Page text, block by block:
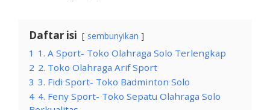
Daftar isi sembunyikan
1 1. A Sport- Toko Olahraga Solo Terlengkap
2 2. Toko Olahraga Arif Sport
3 3. Fidi Sport- Toko Badminton Solo
4 4. Feny Sport- Toko Sepatu Olahraga Solo